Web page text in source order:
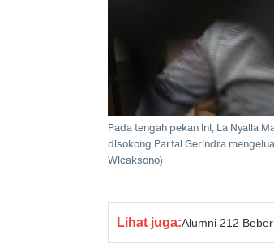
Pada tengah pekan ini, La Nyalla
disokong Partai Gerindra
Wicaksono)
Lihat juga:Alumni 212